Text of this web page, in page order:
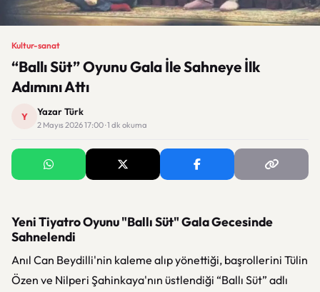
Kultur-sanat
“Ballı Süt” Oyunu Gala İle Sahneye İlk
Adımını Attı
Y Yazar Türk
2 Mayıs 2026 17:00 · 1 dk okuma
Yeni Tiyatro Oyunu "Ballı Süt" Gala Gecesinde
Sahnelendi
Anıl Can Beydilli'nin kaleme alıp yönettiği, başrollerini Tülin
Özen ve Nilperi Şahinkaya'nın üstlendiği “Ballı Süt” adlı